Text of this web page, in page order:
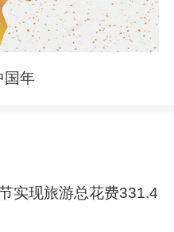
国年
实现旅游总花费331.4